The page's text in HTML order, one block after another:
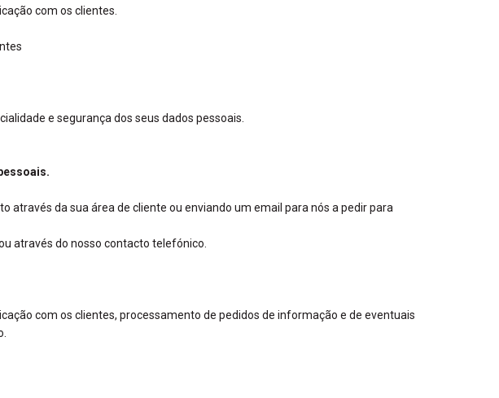
com os clientes.
e segurança dos seus dados pessoais.
através da sua área de cliente ou enviando um email para nós a pedir para
através do nosso contacto telefónico.
com os clientes, processamento de pedidos de informação e de eventuais